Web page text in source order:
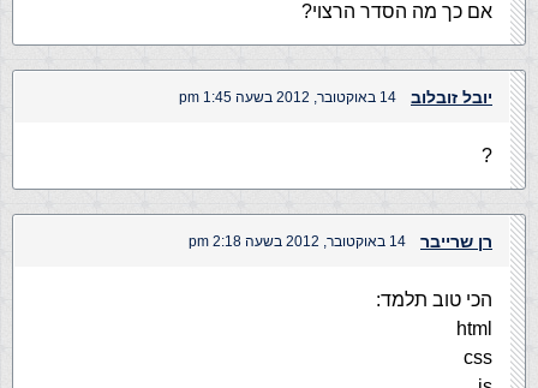
אם כך מה הסדר הרצוי?
יובל זובלוב 14 באוקטובר, 2012 בשעה 1:45 pm
?
רן שרייבר 14 באוקטובר, 2012 בשעה 2:18 pm
הכי טוב תלמד:
html
css